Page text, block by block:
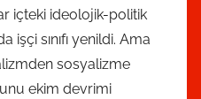
içteki ideolojik-politik
işçi sınıfı yenildi. Ama
sosyalizme
ekim devrimi